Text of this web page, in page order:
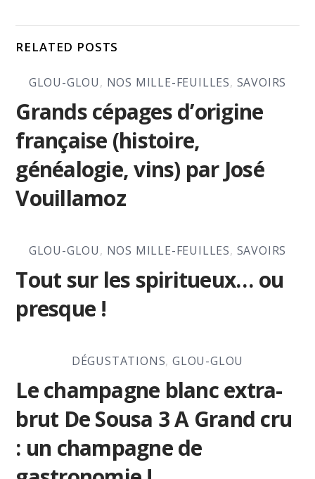
RELATED POSTS
GLOU-GLOU, NOS MILLE-FEUILLES, SAVOIRS
Grands cépages d’origine
française (histoire,
généalogie, vins) par José
Vouillamoz
GLOU-GLOU, NOS MILLE-FEUILLES, SAVOIRS
Tout sur les spiritueux… ou
presque !
DÉGUSTATIONS, GLOU-GLOU
Le champagne blanc extra-
brut De Sousa 3 A Grand cru
: un champagne de